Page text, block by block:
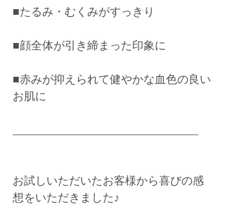
■たるみ・むくみがすっきり
■顔全体が引き締まった印象に
■赤みが抑えられて健やかな血色の良い
お肌に
お試しいただいたお客様から喜びの感
想をいただきました♪